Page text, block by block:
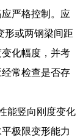
严格控制。应
形或两钢梁间距
化幅度，并考
常检查是否存
能竖向刚度变化
极限变形能力